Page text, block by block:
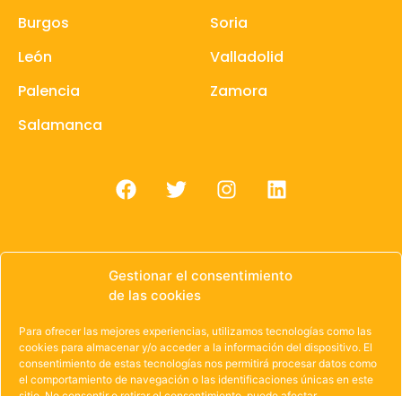
Gestionar el consentimiento
de las cookies
Para ofrecer las mejores experiencias, utilizamos tecnologías como las
cookies para almacenar y/o acceder a la información del dispositivo. El
consentimiento de estas tecnologías nos permitirá procesar datos como
el comportamiento de navegación o las identificaciones únicas en este
Burgos
León
Palencia
Salamanca
Soria
Valladolid
Zamora
© 1985 – 2021 | OWEN Unión de Cooperativas de
Trabajo de Castilla y León
Aviso Legal·Política de Privacidad·Política de
Cookies